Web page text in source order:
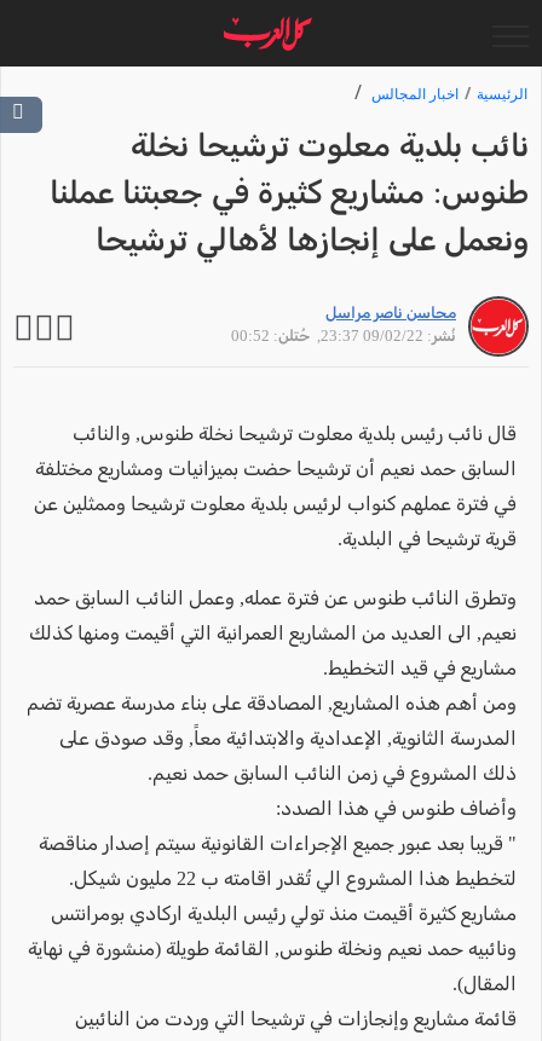
الرئيسية اخبار المجالس
نائب بلدية معلوت ترشيحا نخلة
طنوس: مشاريع كثيرة في جعبتنا عملنا
ونعمل على إنجازها لأهالي ترشيحا
محاسن ناصر مراسل
نُشر: 09/02/22 23:37
, حُتلن: 00:52
قال نائب رئيس بلدية معلوت ترشيحا نخلة طنوس, والنائب
السابق حمد نعيم أن ترشيحا حضت بميزانيات ومشاريع مختلفة
في فترة عملهم كنواب لرئيس بلدية معلوت ترشيحا وممثلين عن
قرية ترشيحا في البلدية.
وتطرق النائب طنوس عن فترة عمله, وعمل النائب السابق حمد
نعيم, الى العديد من المشاريع العمرانية التي أقيمت ومنها كذلك
مشاريع في قيد التخطيط.
ومن أهم هذه المشاريع, المصادقة على بناء مدرسة عصرية تضم
المدرسة الثانوية, الإعدادية والابتدائية معاً, وقد صودق على
ذلك المشروع في زمن النائب السابق حمد نعيم.
وأضاف طنوس في هذا الصدد:
" قريبا بعد عبور جميع الإجراءات القانونية سيتم إصدار مناقصة
لتخطيط هذا المشروع الي تُقدر اقامته ب 22 مليون شيكل.
مشاريع كثيرة أقيمت منذ تولي رئيس البلدية اركادي بومرانتس
ونائبيه حمد نعيم ونخلة طنوس, القائمة طويلة (منشورة في نهاية
المقال).
قائمة مشاريع وإنجازات في ترشيحا التي وردت من النائبين